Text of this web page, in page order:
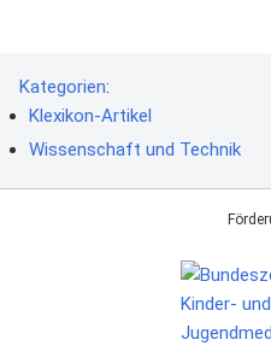
Kategorien:
Klexikon-Artikel
Wissenschaft und Technik